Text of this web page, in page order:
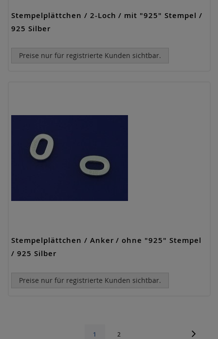
Stempelplättchen / 2-Loch / mit "925" Stempel /
925 Silber
Preise nur für registrierte Kunden sichtbar.
Stempelplättchen / Anker / ohne "925" Stempel
/ 925 Silber
Preise nur für registrierte Kunden sichtbar.
Sie
1 Seite
2